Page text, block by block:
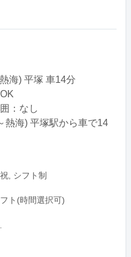
海) 平塚 車14分
：なし
熱海) 平塚駅から車で14
, シフト制
ト(時間選択可)